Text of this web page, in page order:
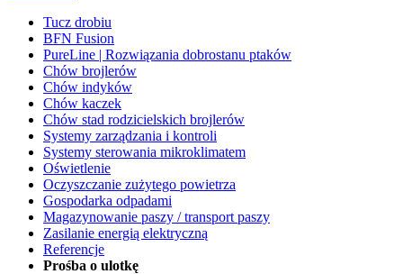
Tucz drobiu
BFN Fusion
PureLine | Rozwiązania dobrostanu ptaków
Chów brojlerów
Chów indyków
Chów kaczek
Chów stad rodzicielskich brojlerów
Systemy zarządzania i kontroli
Systemy sterowania mikroklimatem
Oświetlenie
Oczyszczanie zużytego powietrza
Gospodarka odpadami
Magazynowanie paszy / transport paszy
Zasilanie energią elektryczną
Referencje
Prośba o ulotkę